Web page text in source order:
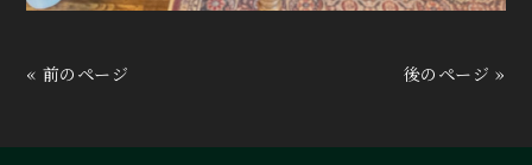
« 前のページ 後のページ »